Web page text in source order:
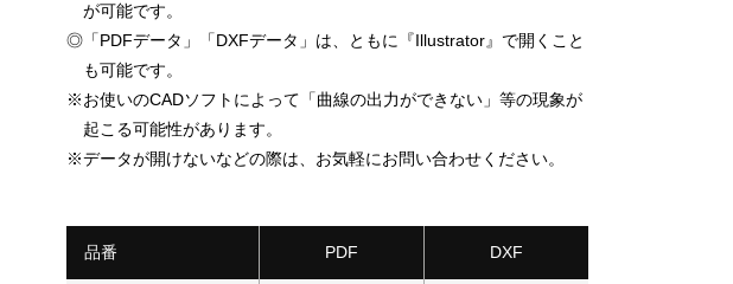
が可能です。
◎ 「PDFデータ」「DXFデータ」は、ともに『Illustrator』で開くこと
も可能です。
※お使いのCADソフトによって「曲線の出力ができない」等の現象が
起こる可能性があります。
※データが開けないなどの際は、お気軽にお問い合わせください。
品番 PDF DXF